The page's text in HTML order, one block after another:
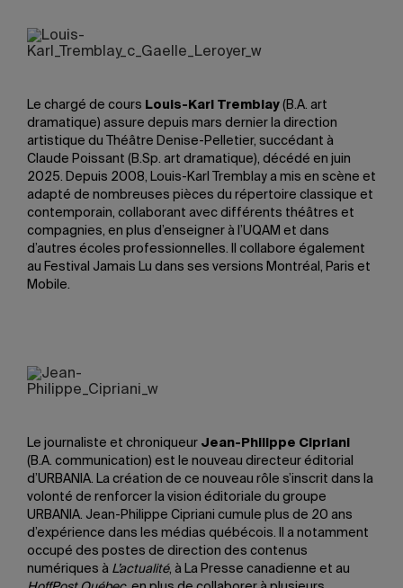
Le chargé de cours Louis-Karl Tremblay (B.A. art
dramatique) assure depuis mars dernier la direction
artistique du Théâtre Denise-Pelletier, succédant à
Claude Poissant (B.Sp. art dramatique), décédé en juin
2025. Depuis 2008, Louis-Karl Tremblay a mis en scène et
adapté de nombreuses pièces du répertoire classique et
contemporain, collaborant avec différents théâtres et
compagnies, en plus d’enseigner à l’UQAM et dans
d’autres écoles professionnelles. Il collabore également
au Festival Jamais Lu dans ses versions Montréal, Paris et
Mobile.
Le journaliste et chroniqueur Jean-Philippe Cipriani
(B.A. communication) est le nouveau directeur éditorial
d’URBANIA. La création de ce nouveau rôle s’inscrit dans la
volonté de renforcer la vision éditoriale du groupe
URBANIA. Jean-Philippe Cipriani cumule plus de 20 ans
d’expérience dans les médias québécois. Il a notamment
occupé des postes de direction des contenus
numériques à L’actualité, à La Presse canadienne et au